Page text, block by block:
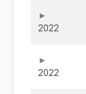
2022
2022